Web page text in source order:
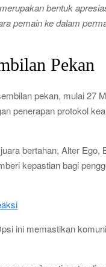
bentuk
pemain ke dalam
Pekan
pekan, mulai 27
penerapan protokol
bertahan, Alter Ego,
kepastian bagi
ini memastikan